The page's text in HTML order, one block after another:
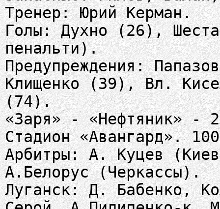
Тренер: Юрий Керман.
Голы: Духно (26),
пенальти).
Предупреждения:
Клищенко (39), Вл.
(74).
«Заря» - «Нефтяник»
Стадион «Авангард».
Арбитры: А. Куцев
А.Белорус (Черкассы).
Луганск: Д. Бабенко,